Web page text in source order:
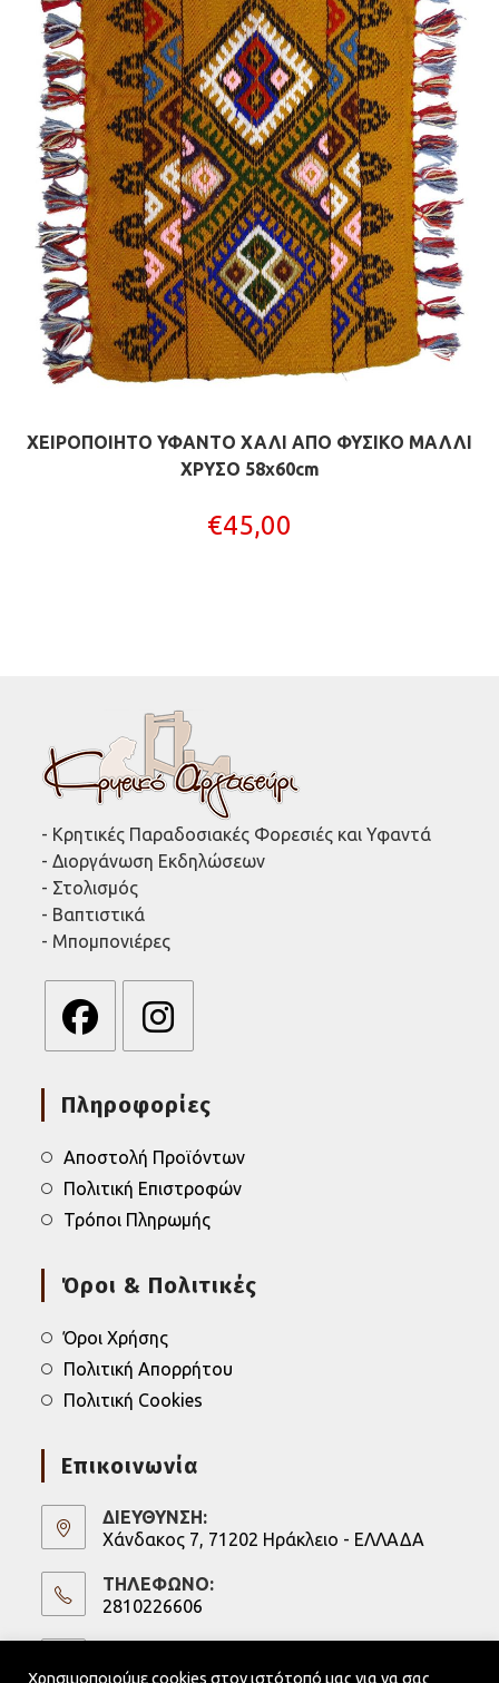
ΧΕΙΡΟΠΟΙΗΤΟ ΥΦΑΝΤΟ ΧΑΛΙ ΑΠΟ ΦΥΣΙΚΟ ΜΑΛΛΙ
ΧΡΥΣΟ 58x60cm
€45,00
- Κρητικές Παραδοσιακές Φορεσιές και Υφαντά
- Διοργάνωση Εκδηλώσεων
- Στολισμός
- Βαπτιστικά
- Μπομπονιέρες
in
tab
a
tab
Πληροφορίες
Αποστολή Προϊόντων
Πολιτική Επιστροφών
Τρόποι Πληρωμής
Όροι & Πολιτικές
Όροι Χρήσης
Πολιτική Απορρήτου
Πολιτική Cookies
Επικοινωνία
ΔΙΕΥΘΥΝΣΗ:
Χάνδακος 7, 71202 Ηράκλειο - ΕΛΛΑΔΑ
ΤΗΛΕΦΩΝΟ:
2810226606
your
6973247075
Χρησιμοποιούμε cookies στον ιστότοπό μας για να σας